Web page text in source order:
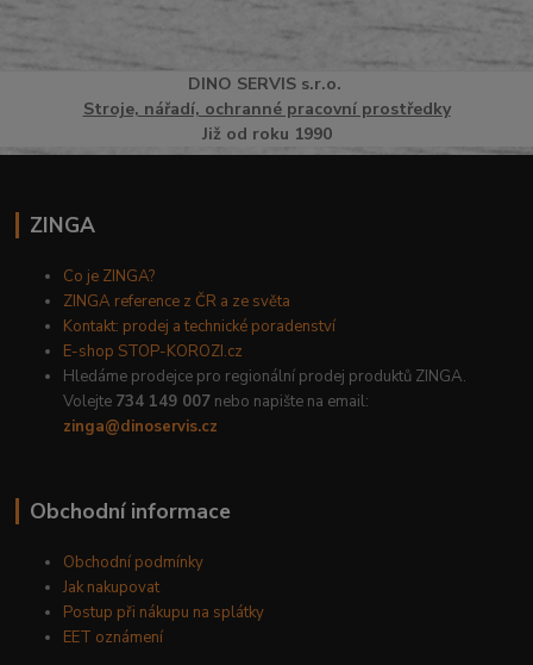
DINO SERVISs.r.o.
Stroje, nářadí, ochranné pracovní prostředky
Již od roku 1990
ZINGA
Co je ZINGA?
ZINGA reference z ČR a ze světa
Kontakt: prodej a technické poradenství
E-shop STOP-KOROZI.cz
Hledáme prodejce pro regionální prodej produktů ZINGA.
Volejte 734 149 007 nebo napište na email:
zinga@dinoservis.cz
Obchodní informace
Obchodní podmínky
Jak nakupovat
Postup při nákupu na splátky
EET oznámení